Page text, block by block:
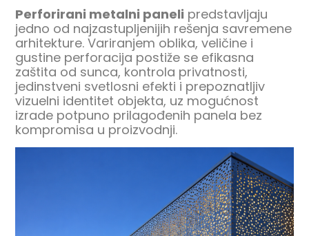
Perforirani metalni paneli predstavljaju
jedno od najzastupljenijih rešenja savremene
arhitekture. Variranjem oblika, veličine i
gustine perforacija postiže se efikasna
zaštita od sunca, kontrola privatnosti,
jedinstveni svetlosni efekti i prepoznatljiv
vizuelni identitet objekta, uz mogućnost
izrade potpuno prilagođenih panela bez
kompromisa u proizvodnji.